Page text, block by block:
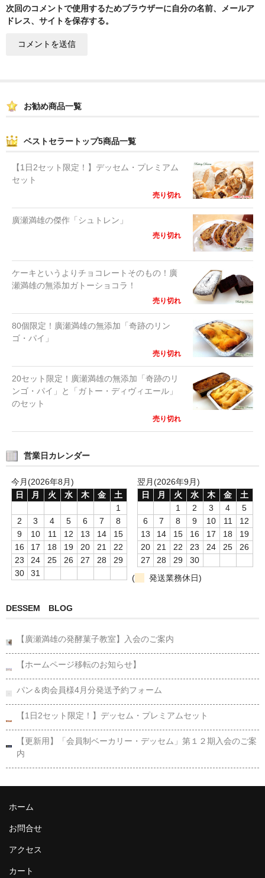
次回のコメントで使用するためブラウザーに自分の名前、メールア
ドレス、サイトを保存する。
お勧め商品一覧
ベストセラートップ5商品一覧
【1日2セット限定！】デッセム・プレミアム
セット
売り切れ
廣瀬満雄の傑作「シュトレン」
売り切れ
ケーキというよりチョコレートそのもの！廣
瀬満雄の無添加ガトーショコラ！
売り切れ
80個限定！廣瀬満雄の無添加「奇跡のリン
ゴ・パイ」
売り切れ
20セット限定！廣瀬満雄の無添加「奇跡のリ
ンゴ・パイ」と「ガトー・ディヴィエール」
のセット
売り切れ
営業日カレンダー
今月(2026年8月)
日
月 火 水 木 金
土
1
2
3 4 5 6 7
8
9
10 11 12 13 14
15
16
17 18 19 20 21
22
23
24 25 26 27 28
29
30
31
翌月(2026年9月)
日
月 火 水 木 金
土
1
2 3 4
5
6
7 8 9 10 11
12
13
14 15 16 17 18
19
20
21 22 23 24 25
26
27
28 29
30
(
発送業務休日)
DESSEM BLOG
【廣瀬満雄の発酵菓子教室】入会のご案内
【ホームページ移転のお知らせ】
パン＆肉会員様4月分発送予約フォーム
【1日2セット限定！】デッセム・プレミアムセット
【更新用】「会員制ベーカリー・デッセム」第１２期入会のご案
内
ホーム
お問合せ
アクセス
カート